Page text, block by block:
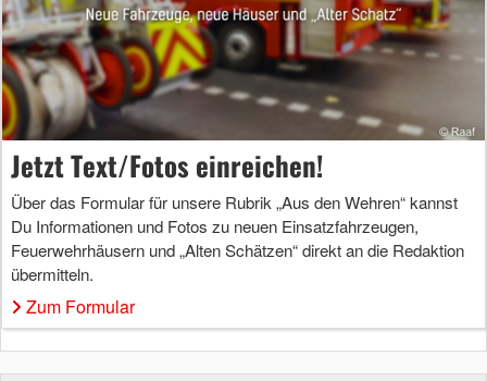
Jetzt Text/Fotos einreichen!
Über das Formular für unsere Rubrik „Aus den Wehren“ kannst
Du Informationen und Fotos zu neuen Einsatzfahrzeugen,
Feuerwehrhäusern und „Alten Schätzen“ direkt an die Redaktion
übermitteln.
Zum Formular